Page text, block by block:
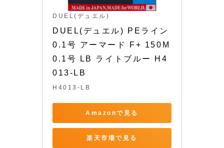
DUEL(デュエル)
DUEL(デュエル) PEライン
0.1号 アーマード F+ 150M
0.1号 LB ライトブルー H4
013-LB
H4013-LB
Amazonで見る
楽天市場で見る